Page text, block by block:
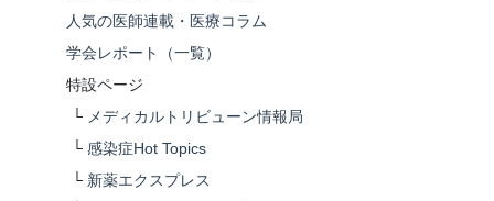
人気の医師連載・医療コラム
学会レポート（一覧）
特設ページ
└ メディカルトリビューン情報局
└ 感染症Hot Topics
└ 新薬エクスプレス